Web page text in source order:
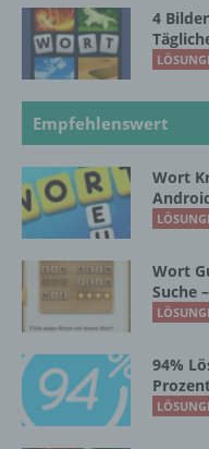
4
Empfehlenswert
Wort
Wort
Suche
94%
die sich auf
zu bewerten,
bezüglich
Lage,
Interessen,
Aufenthaltsort
natürlichen
vorherzusagen.
f)
auf welche die
ohne
Informationen
betroffenen
können,